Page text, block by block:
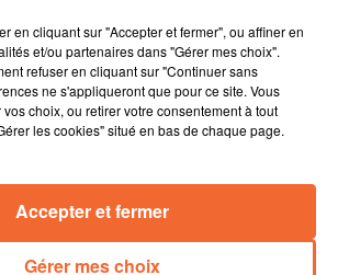
en lumière samedi soir prochain par
du Football Club de Bressuire
de mettre en valeur les jeunes
en cliquant sur "Accepter et fermer", ou affiner en
et/ou partenaires dans "Gérer mes choix".
refuser en cliquant sur "Continuer sans
ne s'appliqueront que pour ce site. Vous
choix, ou retirer votre consentement à tout
les cookies" situé en bas de chaque page.
Gérer mes choix
Accepter et fermer